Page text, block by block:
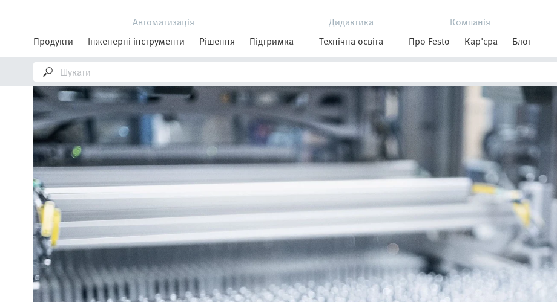
Автоматизація
Продукти
Інженерні інструменти Рішення Підтримка
Дидактика
Технічна освіта
Компанія
Про Festo
Кар'єра Блог